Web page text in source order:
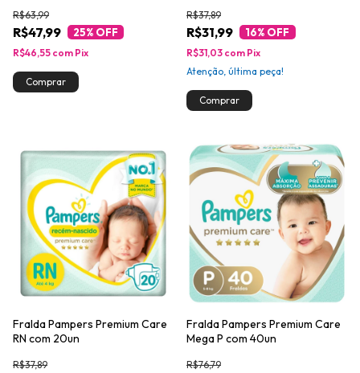
R$47,99
R$63,99
25% OFF
R$46,55 com Pix
R$31,99
R$37,89
16% OFF
R$31,03 com Pix
Atenção, última peça!
Fralda Pampers Premium Care
RN com 20un
R$37,89
Fralda Pampers Premium Care
Mega P com 40un
R$76,79